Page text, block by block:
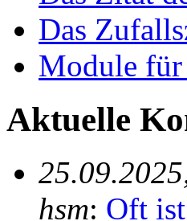
Das
Module
Aktuelle
hsm: Oft ist